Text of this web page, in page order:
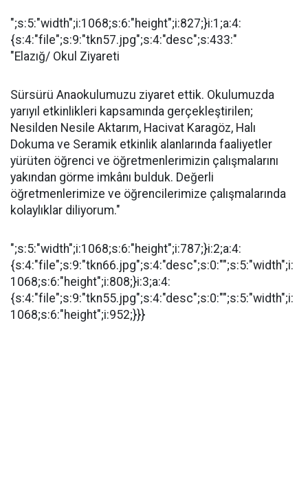
";s:5:"width";i:1068;s:6:"height";i:827;}i:1;a:4:
{s:4:"file";s:9:"tkn57.jpg";s:4:"desc";s:433:"
"Elazığ/ Okul Ziyareti
Sürsürü Anaokulumuzu ziyaret ettik. Okulumuzda
yarıyıl etkinlikleri kapsamında gerçekleştirilen;
Nesilden Nesile Aktarım, Hacivat Karagöz, Halı
Dokuma ve Seramik etkinlik alanlarında faaliyetler
yürüten öğrenci ve öğretmenlerimizin çalışmalarını
yakından görme imkânı bulduk. Değerli
öğretmenlerimize ve öğrencilerimize çalışmalarında
kolaylıklar diliyorum."
";s:5:"width";i:1068;s:6:"height";i:787;}i:2;a:4:
{s:4:"file";s:9:"tkn66.jpg";s:4:"desc";s:0:"";s:5:"width";i:
1068;s:6:"height";i:808;}i:3;a:4:
{s:4:"file";s:9:"tkn55.jpg";s:4:"desc";s:0:"";s:5:"width";i:
1068;s:6:"height";i:952;}}}